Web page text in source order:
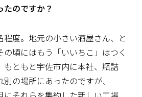
たのですか？
程度。地元の小さい酒屋さん、と
の頃にはもう「いいちこ」はつく
もともと宇佐市内に本社、瓶詰
の場所にあったのですが、